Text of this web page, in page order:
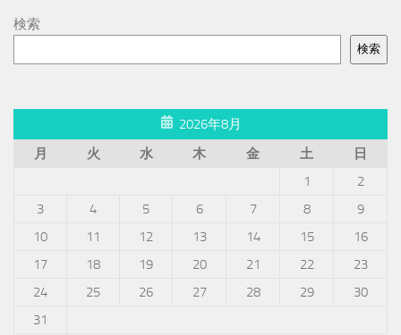
検索
検索
2026年8月
月
火 水 木 金 土
日
1
2
3
4 5 6 7 8
9
10
11 12 13 14 15
16
17
18 19 20 21 22
23
24
25 26 27 28 29
30
31